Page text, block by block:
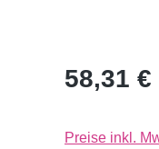
58,31 €
Preise inkl.